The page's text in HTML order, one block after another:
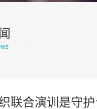
联合演训是守